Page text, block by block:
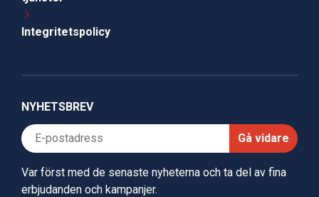
Integritetspolicy
NYHETSBREV
Gå vidare
Var först med de senaste nyheterna och ta del av fina
erbjudanden och kampanjer.